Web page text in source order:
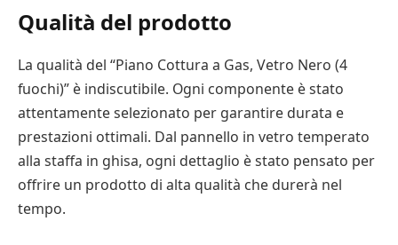
Qualità del prodotto
La qualità del “Piano Cottura a Gas, Vetro Nero (4
fuochi)” è indiscutibile. Ogni componente è stato
attentamente selezionato per garantire durata e
prestazioni ottimali. Dal pannello in vetro temperato
alla staffa in ghisa, ogni dettaglio è stato pensato per
offrire un prodotto di alta qualità che durerà nel
tempo.